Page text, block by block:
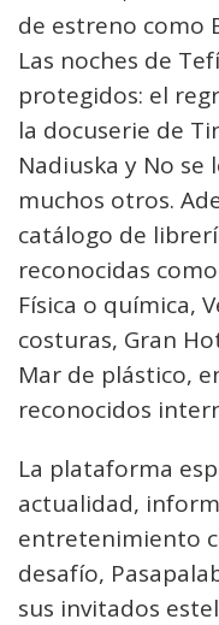
de estreno como
Las noches de
protegidos: el
la docuserie de
Nadiuska y No se
muchos otros.
catálogo de
reconocidas
Física o química,
costuras, Gran
Mar de plástico,
reconocidos
La plataforma
actualidad,
entretenimiento
desafío,
sus invitados